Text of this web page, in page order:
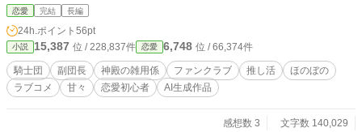
ラブから始まる、ほのぼの甘々ラブコメ。 ◇完結済ー本編10
恋愛 完結 長編
24h.ポイント 56pt
小説 15,387 位 / 228,837件 恋愛 6,748 位 / 66,374件
騎士団 副団長 神殿の雑用係 ファンクラブ 推し活
ほのぼの
ラブコメ
甘々 恋愛初心者 AI生成作品
感想数 3
文字数 140,029